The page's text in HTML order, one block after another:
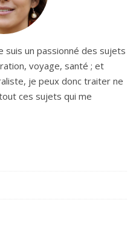
suis un passionné des sujets
voyage, santé ; et
je peux donc traiter ne
ces sujets qui me